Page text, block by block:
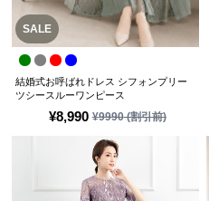
SALE
¥8,990 ¥9990(割引前)
結婚式お呼ばれドレス シフォンプリー
ツシースルーワンピース